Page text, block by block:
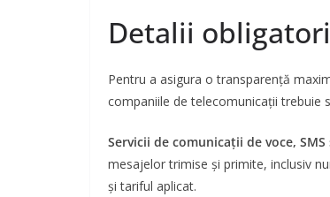
Detalii
Pentru a asigura o transparență
companiile de telecomunicații trebuie
Servicii de comunicații de voce, SMS
mesajelor trimise și primite, inclusiv
și tariful aplicat.